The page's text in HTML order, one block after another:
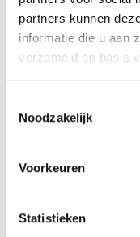
partners kunnen
informatie die u aan
verzameld op basis
Noodzakelijk
Voorkeuren
Statistieken
This beautiful beaded
also for a dressed-up
bracelets and create
This beaded bracelet is